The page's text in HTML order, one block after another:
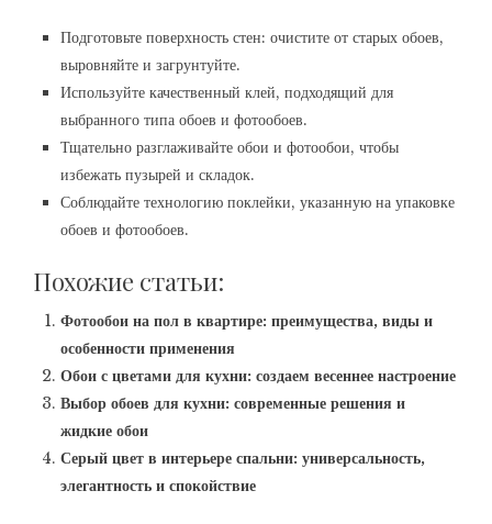
Подготовьте поверхность стен: очистите от старых обоев,
выровняйте и загрунтуйте.
Используйте качественный клей, подходящий для
выбранного типа обоев и фотообоев.
Тщательно разглаживайте обои и фотообои, чтобы
избежать пузырей и складок.
Соблюдайте технологию поклейки, указанную на упаковке
обоев и фотообоев.
Похожие статьи:
Фотообои на пол в квартире: преимущества, виды и
особенности применения
Обои с цветами для кухни: создаем весеннее настроение
Выбор обоев для кухни: современные решения и
жидкие обои
Серый цвет в интерьере спальни: универсальность,
элегантность и спокойствие